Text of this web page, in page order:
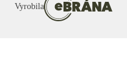
Vyrobila